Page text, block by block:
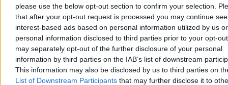
please use the below opt-out section to confirm your selection.
that after your opt-out request is processed you may continue
interest-based ads based on personal information utilized by us or
personal information disclosed to third parties prior to your opt-
may separately opt-out of the further disclosure of your personal
information by third parties on the IAB’s list of downstream
This information may also be disclosed by us to third parties on
List of Downstream Participants that may further disclose it to